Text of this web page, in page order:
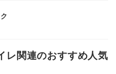
レ関連のおすすめ人気